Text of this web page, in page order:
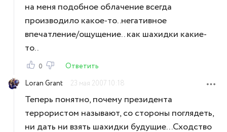
на меня подобное облачение всегда
производило какое-то..негативное
впечатление/ощущение.. как шахидки какие-
то..
0
Ответить
Loran Grant
23 мая 2007 10:18
Теперь понятно, почему президента
террористом называют, со стороны поглядеть,
ни дать ни взять шахидки будущие...Сходство